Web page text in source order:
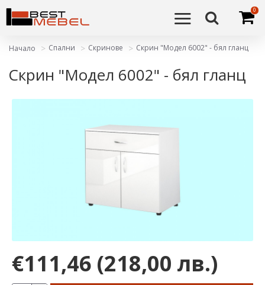
0
Начало Спални Скринове Скрин "Модел 6002" - бял гланц
Скрин "Модел 6002" - бял гланц
€111,46 (218,00 лв.)